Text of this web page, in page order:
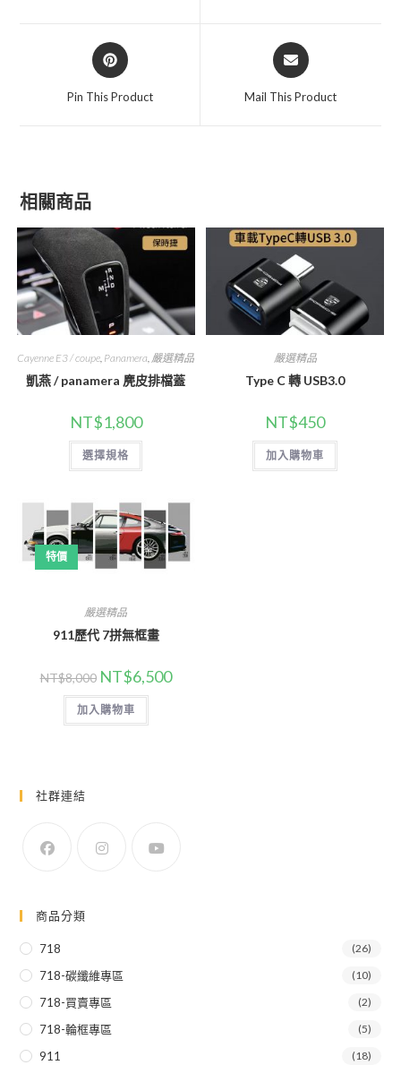
Opens
in
Pin This Product
Opens
in
Mail This Product
相關商品
Cayenne E3 / coupe Panamera 嚴選精品
凱燕 / panamera 麂皮排檔蓋
NT$1,800
選擇規格
此
品
種
款
式。
可
在
產
擇
選
嚴選精品
Type C 轉 USB3.0
NT$450
加入購物車
特價
嚴選精品
911歷代 7拼無框畫
NT$8,000 原
始
價
格：
NT$8,000。
NT$6,500目
前
加入購物車
社群連結
商品分類
718 (26)
718-碳纖維專區 (10)
718-買賣專區 (2)
718-輪框專區 (5)
911 (18)